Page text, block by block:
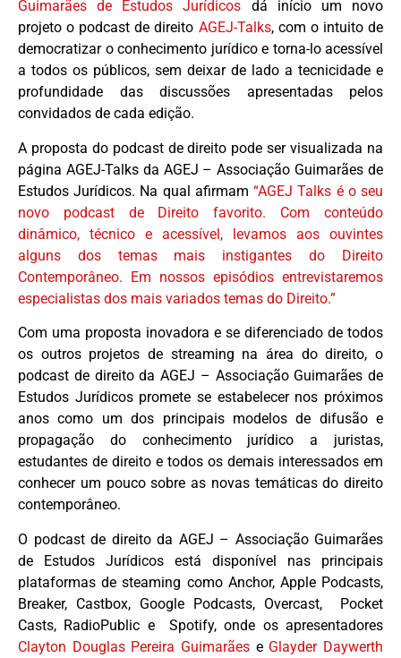
Guimarães de Estudos Jurídicos dá início um novo
projeto o podcast de direito AGEJ-Talks, com o intuito de
democratizar o conhecimento jurídico e torna-lo acessível
a todos os públicos, sem deixar de lado a tecnicidade e
profundidade das discussões apresentadas pelos
convidados de cada edição.
A proposta do podcast de direito pode ser visualizada na
página AGEJ-Talks da AGEJ – Associação Guimarães de
Estudos Jurídicos. Na qual afirmam“AGEJ Talks é o seu
novo podcast de Direito favorito. Com conteúdo
dinâmico, técnico e acessível, levamos aos ouvintes
alguns dos temas mais instigantes do Direito
Contemporâneo. Em nossos episódios entrevistaremos
especialistas dos mais variados temas do Direito.”
Com uma proposta inovadora e se diferenciado de todos
os outros projetos de streaming na área do direito, o
podcast de direito da AGEJ – Associação Guimarães de
Estudos Jurídicos promete se estabelecer nos próximos
anos como um dos principais modelos de difusão e
propagação do conhecimento jurídico a juristas,
estudantes de direito e todos os demais interessados em
conhecer um pouco sobre as novas temáticas do direito
contemporâneo.
O podcast de direito da AGEJ – Associação Guimarães
de Estudos Jurídicos está disponível nas principais
plataformas de steaming como Anchor, Apple Podcasts,
Breaker, Castbox, Google Podcasts, Overcast, Pocket
Casts, RadioPublic e Spotify, onde os apresentadores
Clayton Douglas Pereira Guimarães e Glayder Daywerth